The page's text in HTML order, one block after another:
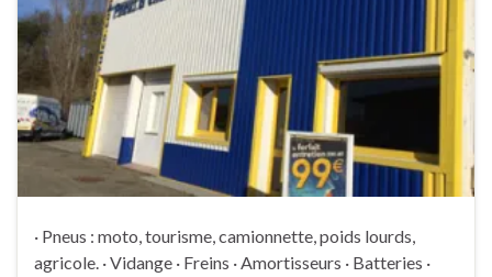
· Pneus : moto, tourisme, camionnette, poids lourds,
agricole. · Vidange · Freins · Amortisseurs · Batteries ·